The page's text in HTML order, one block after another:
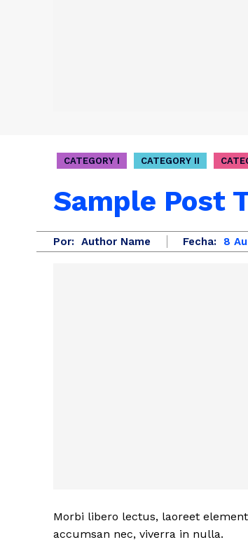
CATEGORY I CATEGORY II
Sample Post
Por: Author Name Fecha: 8
Morbi libero lectus, laoreet
accumsan nec, viverra in nulla.